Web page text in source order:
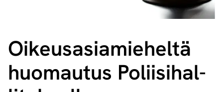
Oi­keus­asia­mie­hel­tä
huomautus Po­lii­si­hal­